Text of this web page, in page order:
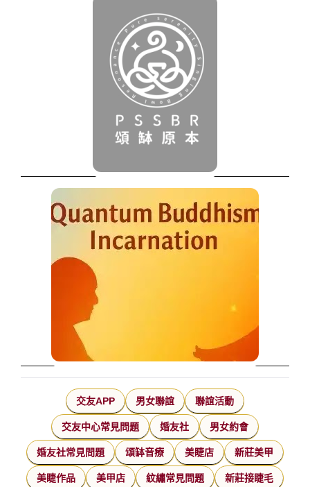
交友APP 男女聯誼 聯誼活動
交友中心常見問題 婚友社 男女約會
婚友社常見問題 頌缽音療 美睫店 新莊美甲
美睫作品 美甲店 紋繡常見問題 新莊接睫毛